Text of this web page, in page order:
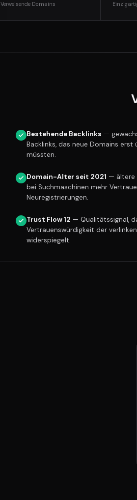
Verweisende Domains
Bestehende Backlinks —
Backlinks, das neue Domains erst
müssten.
Domain-Alter seit 2021 — ältere
bei Suchmaschinen mehr
Neuregistrierungen.
Trust Flow 12 — Qualitätssignal,
Vertrauenswürdigkeit der
widerspiegelt.